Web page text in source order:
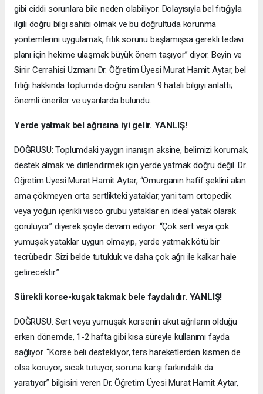
gibi ciddi sorunlara bile neden olabiliyor. Dolayısıyla bel fıtığıyla
ilgili doğru bilgi sahibi olmak ve bu doğrultuda korunma
yöntemlerini uygulamak, fıtık sorunu başlamışsa gerekli tedavi
planı için hekime ulaşmak büyük önem taşıyor” diyor. Beyin ve
Sinir Cerrahisi Uzmanı Dr. Öğretim Üyesi Murat Hamit Aytar, bel
fıtığı hakkında toplumda doğru sanılan 9 hatalı bilgiyi anlattı;
önemli öneriler ve uyarılarda bulundu.
Yerde yatmak bel ağrısına iyi gelir. YANLIŞ!
DOĞRUSU: Toplumdaki yaygın inanışın aksine, belimizi korumak,
destek almak ve dinlendirmek için yerde yatmak doğru değil. Dr.
Öğretim Üyesi Murat Hamit Aytar, “Omurganın hafif şeklini alan
ama çökmeyen orta sertlikteki yataklar, yani tam ortopedik
veya yoğun içerikli visco grubu yataklar en ideal yatak olarak
görülüyor” diyerek şöyle devam ediyor: “Çok sert veya çok
yumuşak yataklar uygun olmayıp, yerde yatmak kötü bir
tecrübedir. Sizi belde tutukluk ve daha çok ağrı ile kalkar hale
getirecektir.”
Sürekli korse-kuşak takmak bele faydalıdır. YANLIŞ!
DOĞRUSU: Sert veya yumuşak korsenin akut ağrıların olduğu
erken dönemde, 1-2 hafta gibi kısa süreyle kullanımı fayda
sağlıyor. “Korse beli destekliyor, ters hareketlerden kısmen de
olsa koruyor, sıcak tutuyor, soruna karşı farkındalık da
yaratıyor” bilgisini veren Dr. Öğretim Üyesi Murat Hamit Aytar,